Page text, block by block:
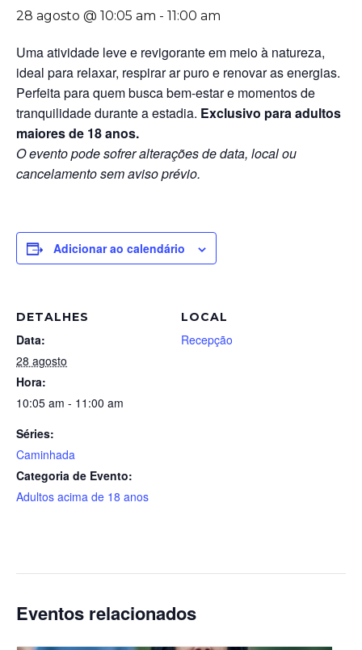
28 agosto @ 10:05 am - 11:00 am
Uma atividade leve e revigorante em meio à natureza,
ideal para relaxar, respirar ar puro e renovar as energias.
Perfeita para quem busca bem-estar e momentos de
tranquilidade durante a estadia. Exclusivo para adultos
maiores de 18 anos.
O evento pode sofrer alterações de data, local ou
cancelamento sem aviso prévio.
Adicionar ao calendário
DETALHES
Data:
28 agosto
Hora:
10:05 am - 11:00 am
Séries:
Caminhada
Categoria de Evento:
Adultos acima de 18 anos
LOCAL
Recepção
Eventos relacionados